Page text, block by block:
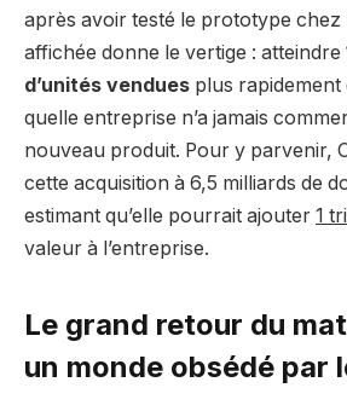
après avoir testé le prototype chez
affichée donne le vertige : atteindre
d’unités vendues plus rapidement
quelle entreprise n’a jamais
nouveau produit. Pour y parvenir,
cette acquisition à 6,5 milliards de
estimant qu’elle pourrait ajouter 1
valeur à l’entreprise.
Le grand retour du
un monde obsédé par